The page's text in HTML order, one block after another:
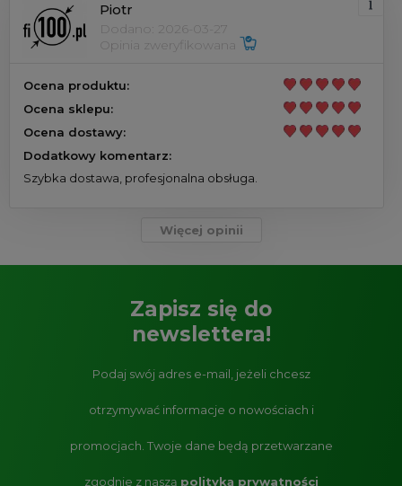
Piotr
Dodano: 2026-03-27
Opinia zweryfikowana
Ocena produktu:
Ocena sklepu:
Ocena dostawy:
Dodatkowy komentarz:
Szybka dostawa, profesjonalna obsługa.
Więcej opinii
Zapisz się do
newslettera!
Podaj swój adres e-mail, jeżeli chcesz
otrzymywać informacje o nowościach i
promocjach. Twoje dane będą przetwarzane
zgodnie z naszą polityką prywatności